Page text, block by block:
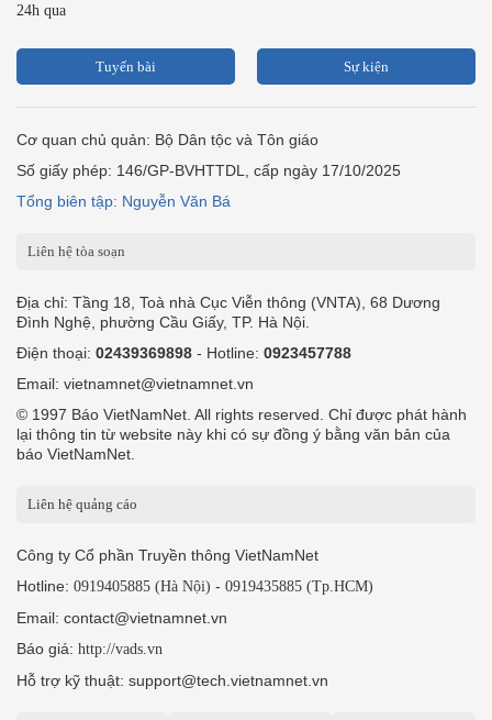
24h qua
Tuyến bài Sự kiện
Cơ quan chủ quản: Bộ Dân tộc và Tôn giáo
Số giấy phép: 146/GP-BVHTTDL, cấp ngày 17/10/2025
Tổng biên tập: Nguyễn Văn Bá
Liên hệ tòa soạn
Địa chỉ: Tầng 18, Toà nhà Cục Viễn thông (VNTA), 68 Dương
Đình Nghệ, phường Cầu Giấy, TP. Hà Nội.
Điện thoại: 02439369898 - Hotline: 0923457788
Email: vietnamnet@vietnamnet.vn
© 1997 Báo VietNamNet. All rights reserved. Chỉ được phát hành
lại thông tin từ website này khi có sự đồng ý bằng văn bản của
báo VietNamNet.
Liên hệ quảng cáo
Công ty Cổ phần Truyền thông VietNamNet
Hotline: 0919405885 (Hà Nội) - 0919435885 (Tp.HCM)
Email: contact@vietnamnet.vn
Báo giá: http://vads.vn
Hỗ trợ kỹ thuật: support@tech.vietnamnet.vn